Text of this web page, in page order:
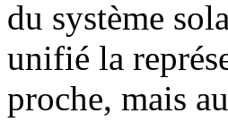
du système
unifié la
proche, mais